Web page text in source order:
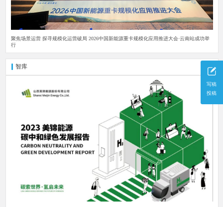
写稿
投稿
聚焦场景运营 探寻规模化运营破局 2026中国新能源重卡规模化应用推进大会·云南站成功举
行
智库 更多